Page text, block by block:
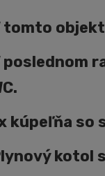
tomto
poslednom
kúpeľňa so
kotol